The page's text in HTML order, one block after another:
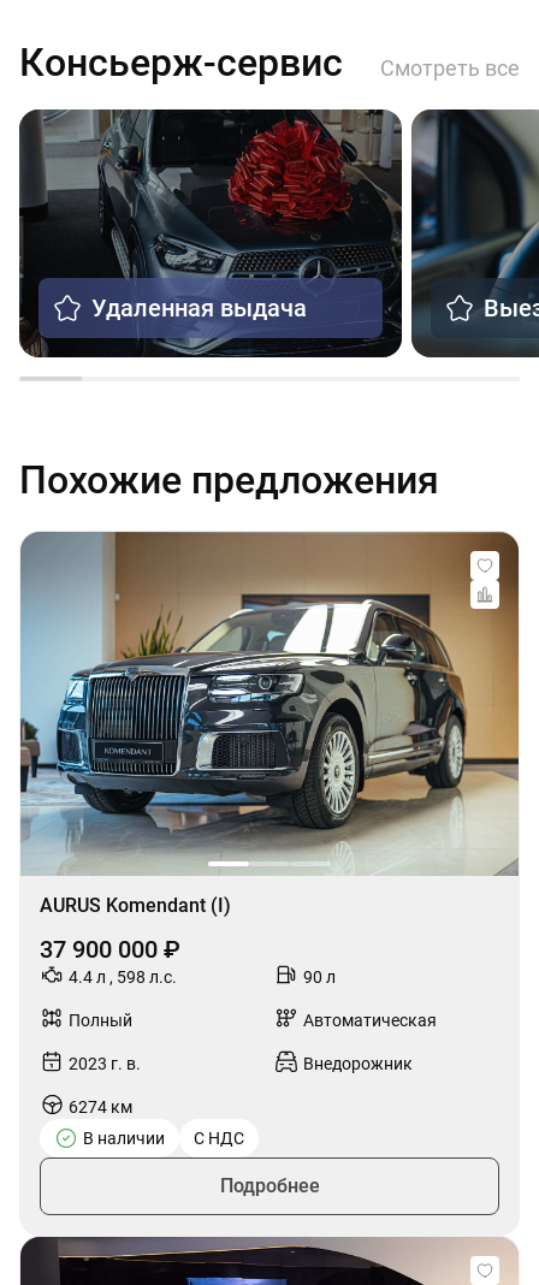
Консьерж-сервис Смотреть все
Удаленная выдача
Похожие предложения
AURUS Komendant (I)
37 900 000 ₽
4.4 л , 598 л.с. 90 л
Полный Автоматическая
2023 г. в. Внедорожник
6274 км
В наличии
С НДС
Подробнее